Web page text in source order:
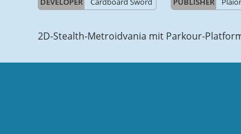
2D-Stealth-Metroidvania mit Parkour-